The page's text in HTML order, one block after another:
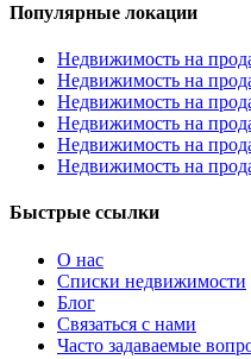
Популярные локации
Недвижимость на
Недвижимость на
Недвижимость на
Недвижимость на
Недвижимость на
Недвижимость на
Быстрые ссылки
О нас
Списки недвижимости
Блог
Связаться с нами
Часто задаваемые